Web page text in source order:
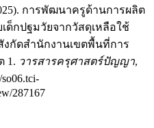
การพัฒนาครูด้านการผลิต
ด็กปฐมวัยจากวัสดุเหลือใช้
งกัดสำนักงานเขตพื้นที่การ
1. วารสารครุศาสตร์ปัญญา,
287167